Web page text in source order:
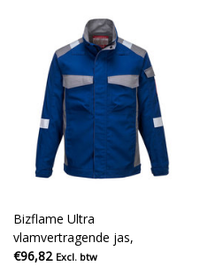
Bizflame Ultra
vlamvertragende jas,
korenblauw
€96,82 Excl. btw